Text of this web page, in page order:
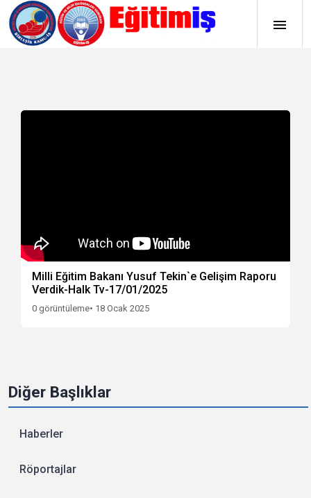
Diğer Başlıklar
Haberler
Röportajlar
Milli Eğitim Bakanı Yusuf Tekin`e Gelişim Raporu
Verdik-Halk Tv-17/01/2025
0 görüntüleme• 18 Ocak 2025